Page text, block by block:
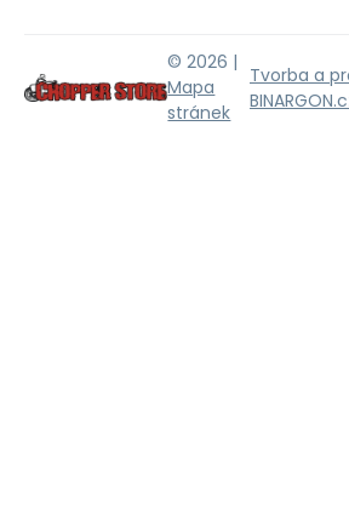
© 2026 |
Mapa
stránek
Tvorba a